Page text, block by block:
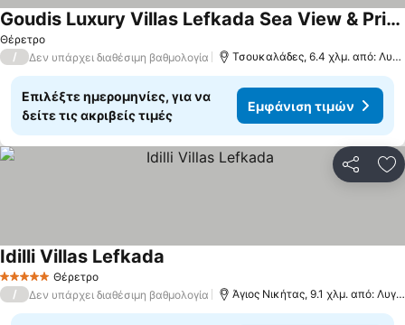
Θέρετρο
Goudis Luxury Villas Lefkada Sea View & Private Pools
/ Δεν υπάρχει διαθέσιμη βαθμολογία Τσουκαλάδες, 6.4 χλμ. από: Λυγιά
Επιλέξτε ημερομηνίες, για να
δείτε τις ακριβείς τιμές
Εμφάνιση τιμών
5 Αστέρια Θέρετρο
Idilli Villas Lefkada
/ Δεν υπάρχει διαθέσιμη βαθμολογία Άγιος Νικήτας, 9.1 χλμ. από: Λυγιά